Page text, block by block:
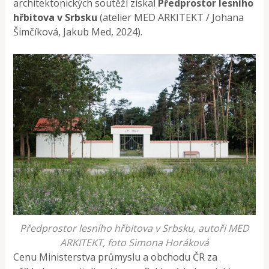
architektonických soutěží získal Předprostor lesního
hřbitova v Srbsku (atelier MED ARKITEKT / Johana
Šimčíková, Jakub Med, 2024).
Předprostor lesního hřbitova v Srbsku, autoři MED
ARKITEKT, foto Simona Horáková
Cenu Ministerstva průmyslu a obchodu ČR za